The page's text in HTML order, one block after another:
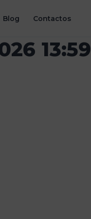
Blog Contactos
13:59